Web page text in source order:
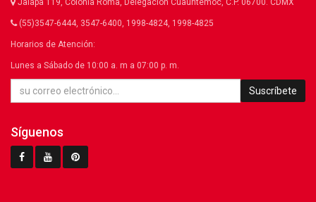
Jalapa 119, Colonia Roma, Delegación Cuauhtémoc, C.P. 06700. CDMX
(55)3547-6444, 3547-6400, 1998-4824, 1998-4825
Horarios de Atención:
Lunes a Sábado de 10:00 a. m a 07:00 p. m.
Suscríbete
Síguenos